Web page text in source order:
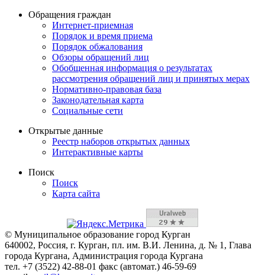
Обращения граждан
Интернет-приемная
Порядок и время приема
Порядок обжалования
Обзоры обращений лиц
Обобщенная информация о результатах
рассмотрения обращений лиц и принятых мерах
Нормативно-правовая база
Законодательная карта
Социальные сети
Открытые данные
Реестр наборов открытых данных
Интерактивные карты
Поиск
Поиск
Карта сайта
© Муниципальное образование город Курган
640002, Россия, г. Курган, пл. им. В.И. Ленина, д. № 1, Глава
города Кургана, Администрация города Кургана
тел. +7 (3522) 42-88-01 факс (автомат.) 46-59-69